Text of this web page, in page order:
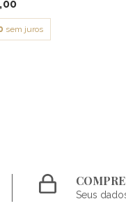
sem juros
Seus